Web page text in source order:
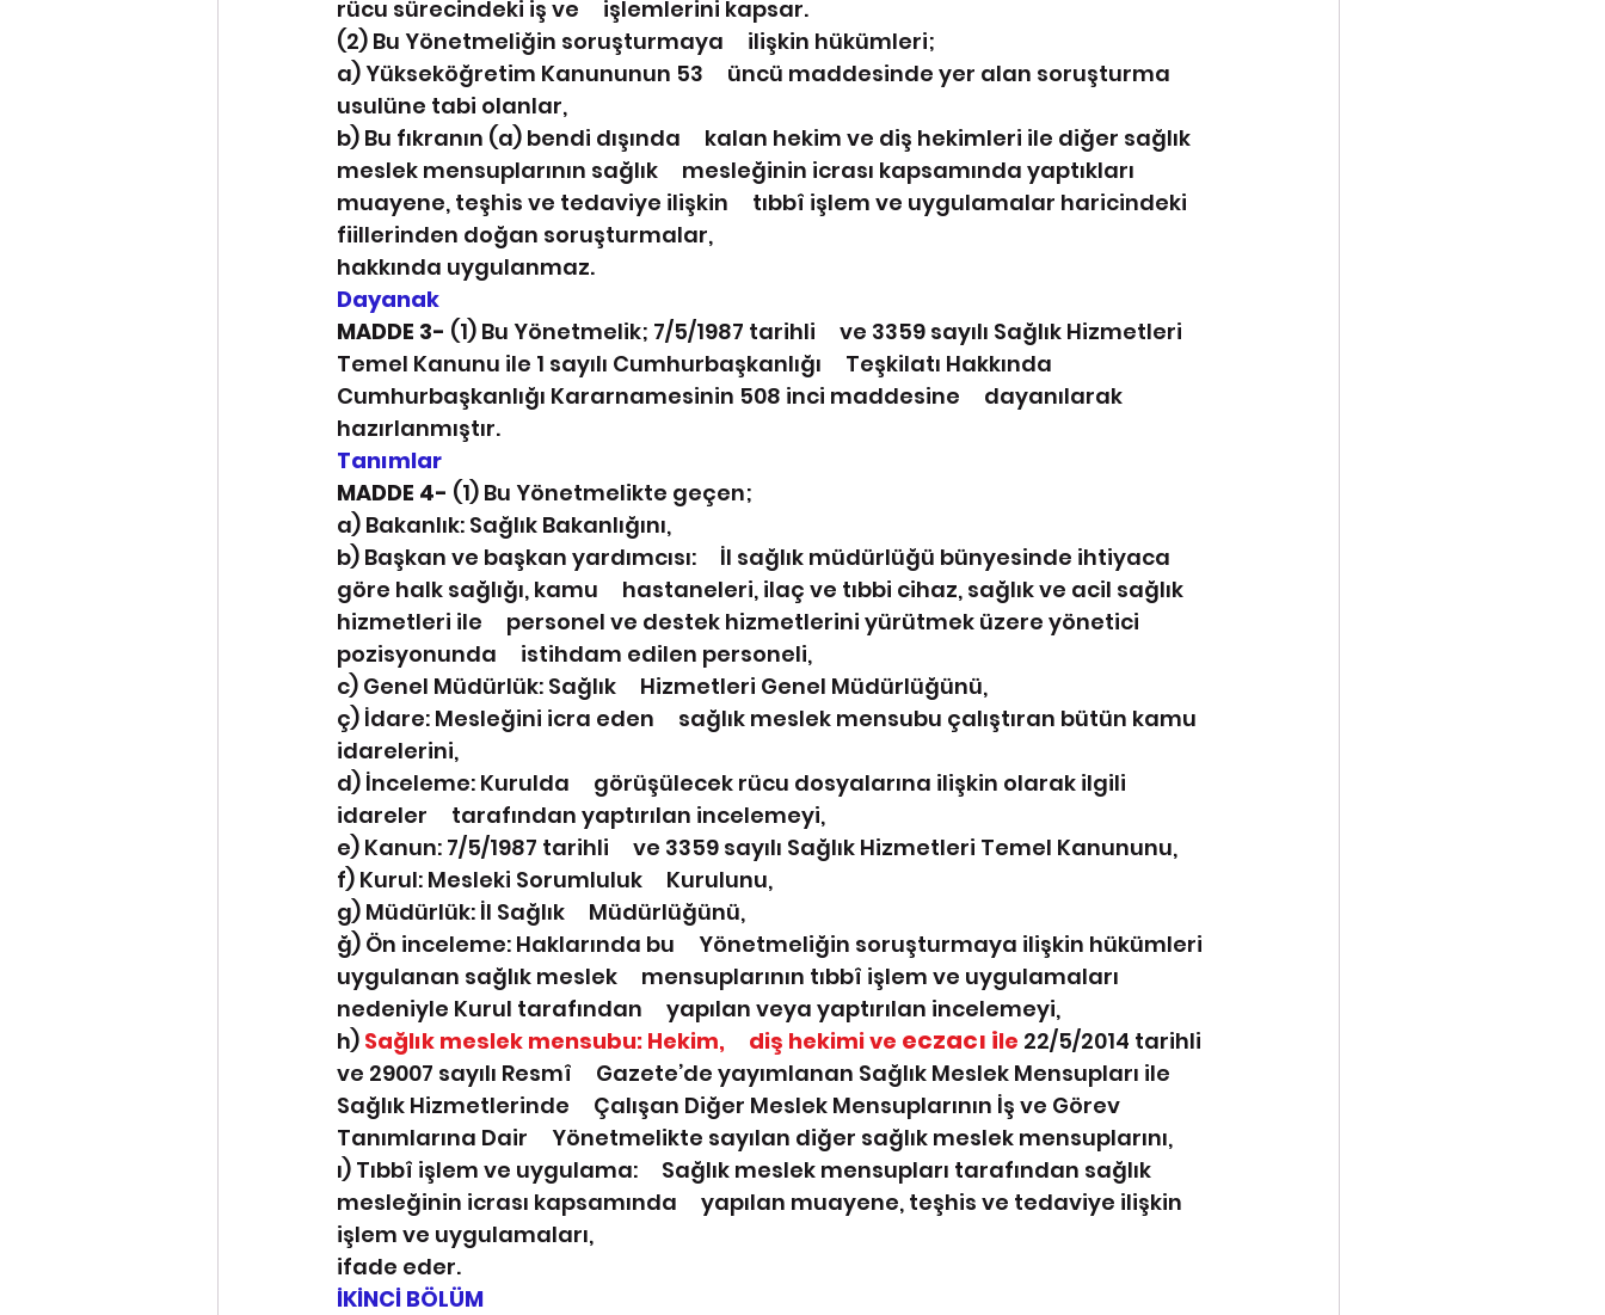
rücu sürecindeki iş ve     işlemlerini kapsar.
(2) Bu Yönetmeliğin soruşturmaya     ilişkin hükümleri;
a) Yükseköğretim Kanununun 53     üncü maddesinde yer alan soruşturma
usulüne tabi olanlar,
b) Bu fıkranın (a) bendi dışında     kalan hekim ve diş hekimleri ile diğer sağlık
meslek mensuplarının sağlık     mesleğinin icrası kapsamında yaptıkları
muayene, teşhis ve tedaviye ilişkin     tıbbî işlem ve uygulamalar haricindeki
fiillerinden doğan soruşturmalar,
hakkında uygulanmaz.
Dayanak
MADDE 3- (1) Bu Yönetmelik; 7/5/1987 tarihli     ve 3359 sayılı Sağlık Hizmetleri
Temel Kanunu ile 1 sayılı Cumhurbaşkanlığı     Teşkilatı Hakkında
Cumhurbaşkanlığı Kararnamesinin 508 inci maddesine     dayanılarak
hazırlanmıştır.
Tanımlar
MADDE 4- (1) Bu Yönetmelikte geçen;
a) Bakanlık: Sağlık Bakanlığını,
b) Başkan ve başkan yardımcısı:     İl sağlık müdürlüğü bünyesinde ihtiyaca
göre halk sağlığı, kamu     hastaneleri, ilaç ve tıbbi cihaz, sağlık ve acil sağlık
hizmetleri ile     personel ve destek hizmetlerini yürütmek üzere yönetici
pozisyonunda     istihdam edilen personeli,
c) Genel Müdürlük: Sağlık     Hizmetleri Genel Müdürlüğünü,
ç) İdare: Mesleğini icra eden     sağlık meslek mensubu çalıştıran bütün kamu
idarelerini,
d) İnceleme: Kurulda     görüşülecek rücu dosyalarına ilişkin olarak ilgili
idareler     tarafından yaptırılan incelemeyi,
e) Kanun: 7/5/1987 tarihli     ve 3359 sayılı Sağlık Hizmetleri Temel Kanununu,
f) Kurul: Mesleki Sorumluluk     Kurulunu,
g) Müdürlük: İl Sağlık     Müdürlüğünü,
ğ) Ön inceleme: Haklarında bu     Yönetmeliğin soruşturmaya ilişkin hükümleri
uygulanan sağlık meslek     mensuplarının tıbbî işlem ve uygulamaları
nedeniyle Kurul tarafından     yapılan veya yaptırılan incelemeyi,
h) Sağlık meslek mensubu: Hekim,     diş hekimi ve eczacı ile 22/5/2014 tarihli
ve 29007 sayılı Resmî     Gazete’de yayımlanan Sağlık Meslek Mensupları ile
Sağlık Hizmetlerinde     Çalışan Diğer Meslek Mensuplarının İş ve Görev
Tanımlarına Dair     Yönetmelikte sayılan diğer sağlık meslek mensuplarını,
ı) Tıbbî işlem ve uygulama:     Sağlık meslek mensupları tarafından sağlık
mesleğinin icrası kapsamında     yapılan muayene, teşhis ve tedaviye ilişkin
işlem ve uygulamaları,
ifade eder.
İKİNCİ BÖLÜM